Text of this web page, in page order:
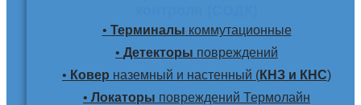
• Терминалы коммутационные
• Детекторы повреждений
• Ковер наземный и настенный (КНЗ и КНС)
• Локаторы повреждений Термолайн